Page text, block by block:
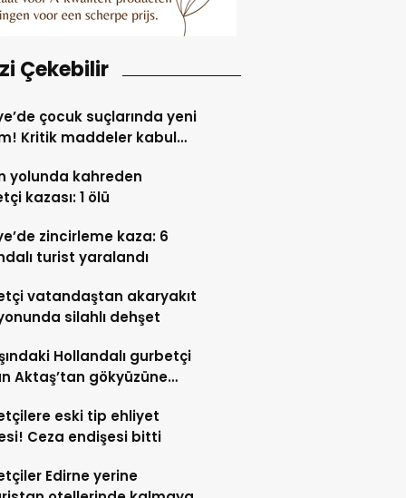
Çekebilir
çocuk suçlarında yeni
Kritik maddeler kabul
yolunda kahreden
kazası: 1 ölü
zincirleme kaza: 6
turist yaralandı
vatandaştan akaryakıt
silahlı dehşet
Hollandalı gurbetçi
Aktaş’tan gökyüzüne
eski tip ehliyet
Ceza endişesi bitti
Edirne yerine